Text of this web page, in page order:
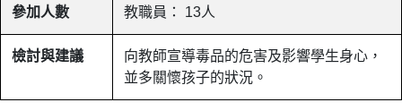
參加人數 教職員： 13人
檢討與建議
向教師宣導毒品的危害及影響學生身心，
並多關懷孩子的狀況。